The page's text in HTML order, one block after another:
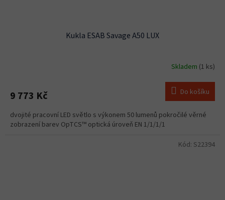
Kukla ESAB Savage A50 LUX
Skladem (1 ks)
9 773 Kč Do košíku
dvojité pracovní LED světlo s výkonem 50 lumenů pokročilé věrné
zobrazení barev OpTCS™ optická úroveň EN 1/1/1/1
Kód: S22394